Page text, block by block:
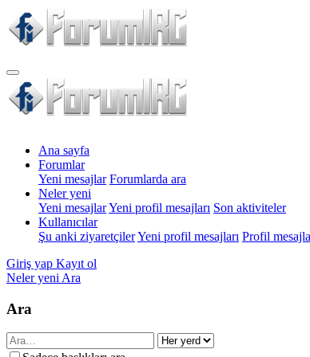
Ana sayfa
Forumlar
Yeni mesajlar Forumlarda ara
Neler yeni
Yeni mesajlarYeni profil mesajları Son aktiviteler
Kullanıcılar
Şu anki ziyaretçilerYeni profil mesajları Profil
Giriş yap Kayıt ol
Neler yeni Ara
Ara